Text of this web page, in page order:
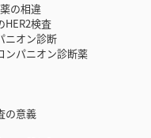
の相違
検査
オン診断
パニオン診断薬
意義